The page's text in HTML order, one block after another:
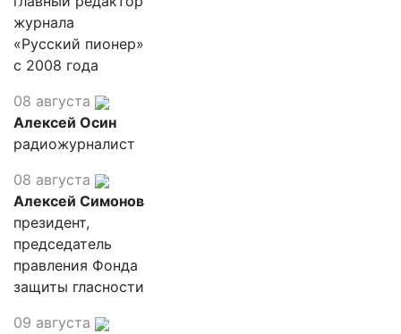
журнала
«Русский пионер»
с 2008 года
08 августа
Алексей Осин
радиожурналист
08 августа
Алексей Симонов
президент,
председатель
правления Фонда
защиты гласности
09 августа